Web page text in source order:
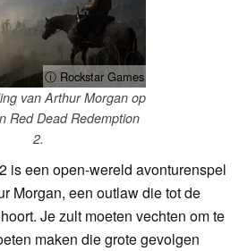
ⓘ Rockstar Games
van Arthur Morgan op
Red Dead Redemption
2.
is een open-wereld avonturenspel
Morgan, een outlaw die tot de
Je zult moeten vechten om te
maken die grote gevolgen